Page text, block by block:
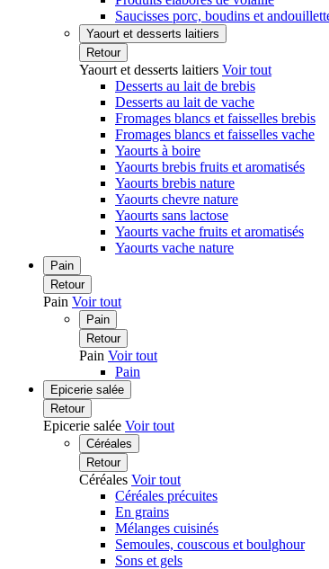
Saucisses porc, boudins et
Yaourt et desserts laitiers
Retour
Yaourt et desserts laitiers Voir tout
Desserts au lait de brebis
Desserts au lait de vache
Fromages blancs et faisselles brebis
Fromages blancs et faisselles vache
Yaourts à boire
Yaourts brebis fruits et aromatisés
Yaourts brebis nature
Yaourts chevre nature
Yaourts sans lactose
Yaourts vache fruits et aromatisés
Yaourts vache nature
Pain
Retour
Pain Voir tout
Pain
Retour
Pain Voir tout
Pain
Epicerie salée
Retour
Epicerie salée Voir tout
Céréales
Retour
Céréales Voir tout
Céréales précuites
En grains
Mélanges cuisinés
Semoules, couscous et boulghour
Sons et gels